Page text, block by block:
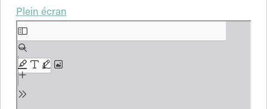
Plein écran
Aller
au
contenu
PDF